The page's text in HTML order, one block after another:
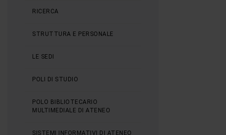
RICERCA
STRUTTURA E PERSONALE
LE SEDI
POLI DI STUDIO
POLO BIBLIOTECARIO
MULTIMEDIALE DI ATENEO
SISTEMI INFORMATIVI DI ATENEO